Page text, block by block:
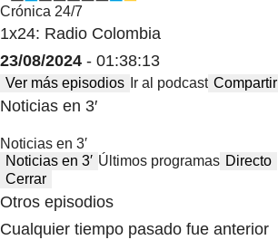
Crónica 24/7
1x24: Radio Colombia
23/08/2024 - 01:38:13
Ver más episodios Ir al podcast Compartir
Noticias en 3′
Noticias en 3′
Noticias en 3′ Últimos programas Directo
Cerrar
Otros episodios
Cualquier tiempo pasado fue anterior